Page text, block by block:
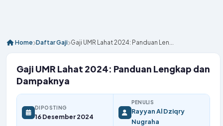
Home Daftar Gaji Gaji UMR Lahat 2024: Panduan Len...
Gaji UMR Lahat 2024: Panduan Lengkap dan
Dampaknya
DIPOSTING
16 Desember 2024
PENULIS
Rayyan Al Dziqry
Nugraha